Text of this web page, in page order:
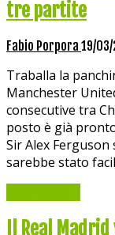
tre partite
Fabio Porpora 19/
Traballa la
Manchester
consecutive tra
posto è già
Sir Alex Ferguson
sarebbe stato
Il Real